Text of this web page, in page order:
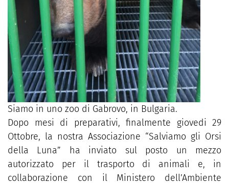
Siamo in uno zoo di Gabrovo, in Bulgaria.
Dopo mesi di preparativi, finalmente giovedi 29
Ottobre, la nostra Associazione “Salviamo gli Orsi
della Luna” ha inviato sul posto un mezzo
autorizzato per il trasporto di animali e, in
collaborazione con il Ministero dell’Ambiente